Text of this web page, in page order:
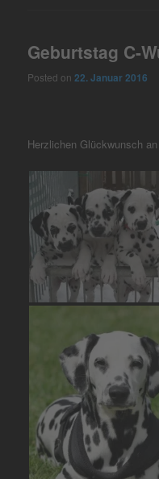
Geburtstag C-
Posted on22. Januar 2016
Herzlichen Glückwunsch